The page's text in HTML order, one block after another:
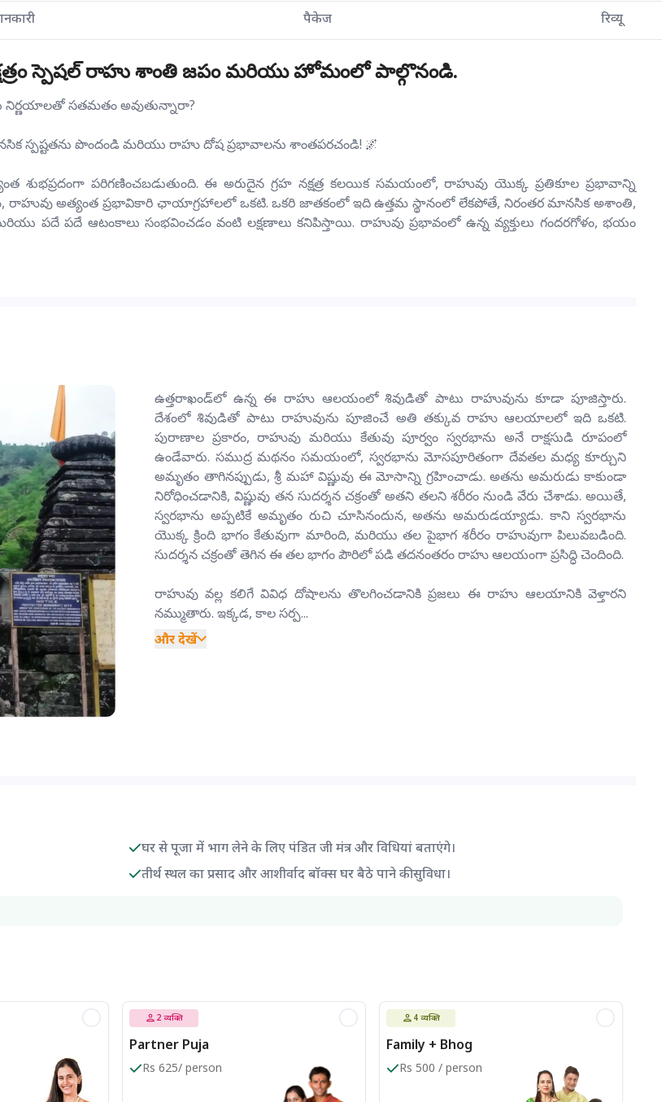
पैकेज रिव्यू
స్పెషల్ రాహు శాంతి జపం మరియు హోమంలో పాల్గొనండి.
నిర్ణయాలతో సతమతం అవుతున్నారా?
స్పష్టతను పొందండి మరియు రాహు దోష ప్రభావాలను శాంతపరచండి! 🌌
శుభప్రదంగా పరిగణించబడుతుంది. ఈ అరుదైన గ్రహ నక్షత్ర కలయిక సమయంలో, రాహువు యొక్క ప్రతికూల ప్రభావాన్ని
రాహువు అత్యంత ప్రభావికారి ఛాయాగ్రహాలలో ఒకటి. ఒకరి జాతకంలో ఇది ఉత్తమ స్థానంలో లేకపోతే, నిరంతర మానసిక అశాంతి,
పదే పదే ఆటంకాలు సంభవించడం వంటి లక్షణాలు కనిపిస్తాయి. రాహువు ప్రభావంలో ఉన్న వ్యక్తులు గందరగోళం, భయం
ఉత్తరాఖండ్‌లో ఉన్న ఈ రాహు ఆలయంలో శివుడితో పాటు రాహువును కూడా పూజిస్తారు.
దేశంలో శివుడితో పాటు రాహువును పూజించే అతి తక్కువ రాహు ఆలయాలలో ఇది ఒకటి.
పురాణాల ప్రకారం, రాహువు మరియు కేతువు పూర్వం స్వరభాను అనే రాక్షసుడి రూపంలో
ఉండేవారు. సముద్ర మథనం సమయంలో, స్వరభాను మోసపూరితంగా దేవతల మధ్య కూర్చుని
అమృతం తాగినప్పుడు, శ్రీ మహా విష్ణువు ఈ మోసాన్ని గ్రహించాడు. అతను అమరుడు కాకుండా
నిరోధించడానికి, విష్ణువు తన సుదర్శన చక్రంతో అతని తలని శరీరం నుండి వేరు చేశాడు. అయితే,
స్వరభాను అప్పటికే అమృతం రుచి చూసినందున, అతను అమరుడయ్యాడు. కాని స్వరభాను
యొక్క క్రింది భాగం కేతువుగా మారింది, మరియు తల పైభాగ శరీరం రాహువుగా పిలువబడింది.
సుదర్శన చక్రంతో తెగిన ఈ తల భాగం పౌరిలో పడి తదనంతరం రాహు ఆలయంగా ప్రసిద్ధి చెందింది.
రాహువు వల్ల కలిగే వివిధ దోషాలను తొలగించడానికి ప్రజలు ఈ రాహు ఆలయానికి వెళ్తారని
నమ్ముతారు. ఇక్కడ, కాల సర్ప...
और देखें
घर से पूजा में भाग लेने के लिए पंडित जी मंत्र और विधियां बताएंगे।
तीर्थ स्थल का प्रसाद और आशीर्वाद बॉक्स घर बैठे पाने की सुविधा।
2 व्यक्ति
Partner Puja
Rs 625/ person
4 व्यक्ति
Family + Bhog
Rs 500 / person